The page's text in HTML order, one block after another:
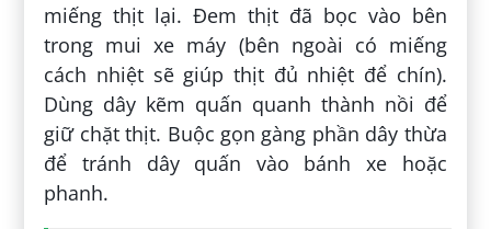
miếng thịt lại. Đem thịt đã bọc vào bên
trong mui xe máy (bên ngoài có miếng
cách nhiệt sẽ giúp thịt đủ nhiệt để chín).
Dùng dây kẽm quấn quanh thành nồi để
giữ chặt thịt. Buộc gọn gàng phần dây thừa
để tránh dây quấn vào bánh xe hoặc
phanh.